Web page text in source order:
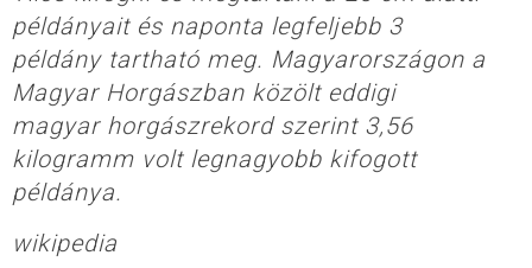
példányait és naponta legfeljebb 3
példány tartható meg. Magyarországon a
Magyar Horgászban közölt eddigi
magyar horgászrekord szerint 3,56
kilogramm volt legnagyobb kifogott
példánya.
wikipedia